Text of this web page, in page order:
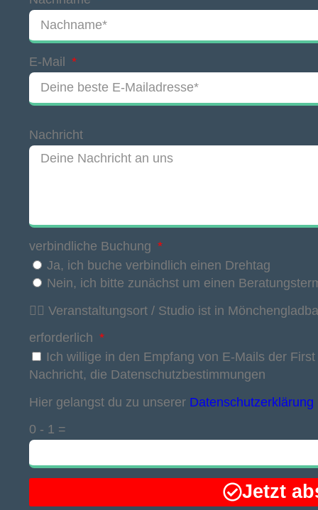
E-Mail
Nachricht
verbindliche Buchung
Ja, ich buche verbindlich einen Drehtag
Nein, ich bitte zunächst um einen
👉🏽 Veranstaltungsort / Studio ist in
erforderlich
Ich willige in den Empfang von E-Mails der
Nachricht, die Datenschutzbestimmungen
Hier gelangst du zu unserer Datenschutzerklärung
0 - 1 =
Jetzt